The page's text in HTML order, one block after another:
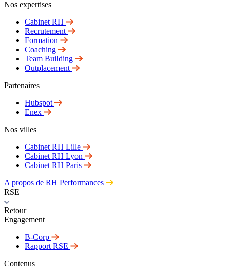
Nos expertises
Cabinet RH
Recrutement
Formation
Coaching
Team Building
Outplacement
Partenaires
Hubspot
Enex
Nos villes
Cabinet RH Lille
Cabinet RH Lyon
Cabinet RH Paris
A propos de RH Performances
RSE
Retour
Engagement
B-Corp
Rapport RSE
Contenus